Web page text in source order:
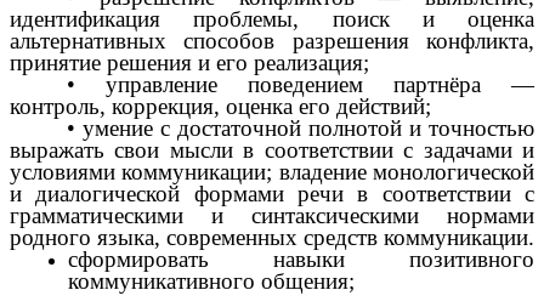
идентификация проблемы, поиск и оценка
альтернативных способов разрешения конфликта,
принятие решения и его реализация;
• управление поведением партнёра —
контроль, коррекция, оценка его действий;
• умение с достаточной полнотой и точностью
выражать свои мысли в соответствии с задачами и
условиями коммуникации; владение монологической
и диалогической формами речи в соответствии с
грамматическими и синтаксическими нормами
родного языка, современных средств коммуникации.
сформировать навыки позитивного
коммуникативного общения;